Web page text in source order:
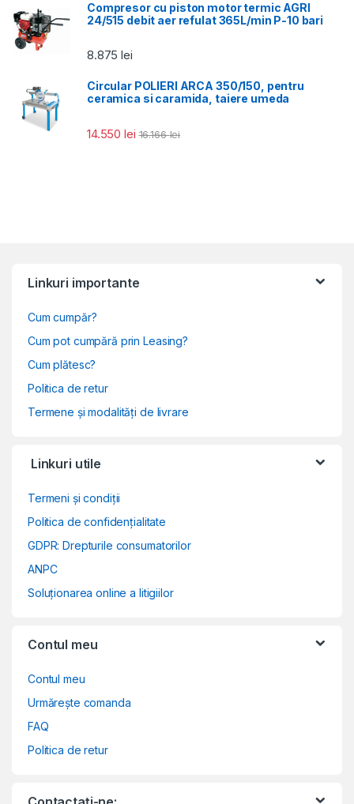
Compresor cu piston motor termic AGRI
24/515 debit aer refulat 365L/min P-10 bari
8.875lei
Circular POLIERI ARCA 350/150, pentru
ceramica si caramida, taiere umeda
14.550lei 16.166lei
Linkuri importante
Cum cumpăr?
Cum pot cumpără prin Leasing?
Cum plătesc?
Politica de retur
Termene și modalități de livrare
Linkuri utile
Termeni și condiții
Politica de confidențialitate
GDPR: Drepturile consumatorilor
ANPC
Soluționarea online a litigiilor
Contul meu
Contul meu
Urmărește comanda
FAQ
Politica de retur